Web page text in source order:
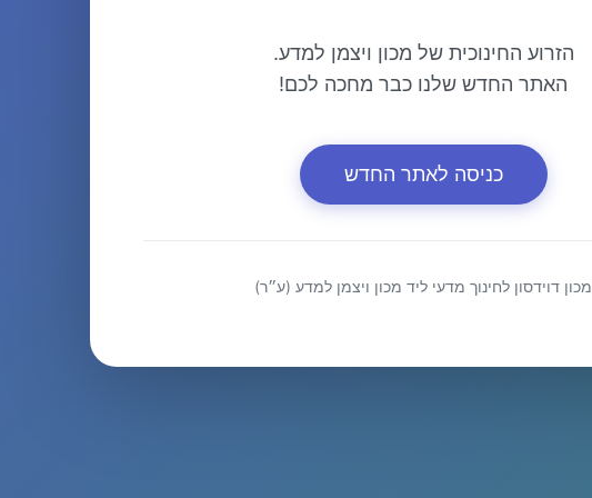
הזרוע החינוכית של מכון ויצמן למדע.
האתר החדש שלנו כבר מחכה לכם!
כניסה לאתר החדש
מכון דוידסון לחינוך מדעי ליד מכון ויצמן למדע (ע״ר)